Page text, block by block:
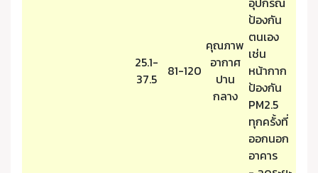
25.1-
37.5
81-120
คุณภาพ
อากาศ
ปาน
กลาง
ป้องกัน
ตนเอง
เช่น
หน้ากาก
ป้องกัน
PM2.5
ทุกครั้งที่
ออกนอก
อาคาร